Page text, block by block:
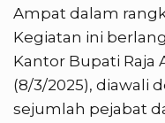
Ampat dalam
Kegiatan ini
Kantor Bupati Raja
(8/3/2025), diawali
sejumlah pejabat